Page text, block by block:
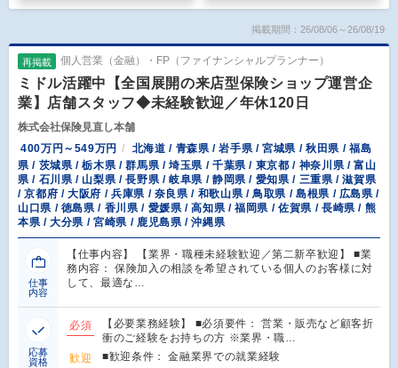
掲載期間：26/08/06～26/08/19
再掲載 個人営業（金融）・FP（ファイナンシャルプランナー）
ミドル活躍中【全国展開の来店型保険ショップ運営企
業】店舗スタッフ◆未経験歓迎／年休120日
株式会社保険見直し本舗
400万円～549万円
北海道 / 青森県 / 岩手県 / 宮城県 / 秋田県 / 福島
県 / 茨城県 / 栃木県 / 群馬県 / 埼玉県 / 千葉県 / 東京都 / 神奈川県 / 富山
県 / 石川県 / 山梨県 / 長野県 / 岐阜県 / 静岡県 / 愛知県 / 三重県 / 滋賀県
/ 京都府 / 大阪府 / 兵庫県 / 奈良県 / 和歌山県 / 鳥取県 / 島根県 / 広島県 /
山口県 / 徳島県 / 香川県 / 愛媛県 / 高知県 / 福岡県 / 佐賀県 / 長崎県 / 熊
本県 / 大分県 / 宮崎県 / 鹿児島県 / 沖縄県
仕事
内容
【仕事内容】 【業界・職種未経験歓迎／第二新卒歓迎】 ■業
務内容： 保険加入の相談を希望されている個人のお客様に対
して、最適な…
応募
資格
必須
【必要業務経験】 ■必須要件： 営業・販売など顧客折
衝のご経験をお持ちの方 ※業界・職…
歓迎
■歓迎条件： 金融業界での就業経験